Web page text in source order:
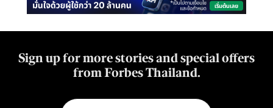
Sign up for more stories and special offers
from Forbes Thailand.